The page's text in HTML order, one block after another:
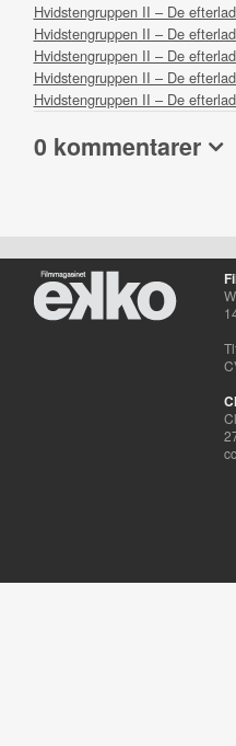
Hvidstengruppen II – De
Hvidstengruppen II – De
Hvidstengruppen II – De
Hvidstengruppen II – De
Hvidstengruppen II – De
0 kommentarer